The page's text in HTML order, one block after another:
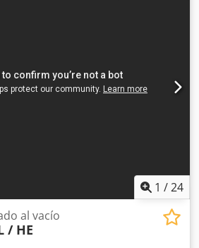
1 /24
al vacío
/ HE